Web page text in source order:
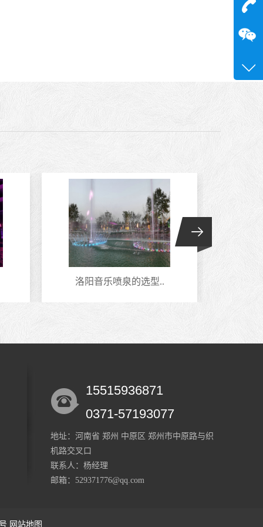
洛阳音乐喷泉的选型..
15515936871
0371-57193077
地址：河南省 郑州 中原区 郑州市中原路与织
机路交叉口
联系人：杨经理
邮箱：529371776@qq.com
网站地图
在
咨询